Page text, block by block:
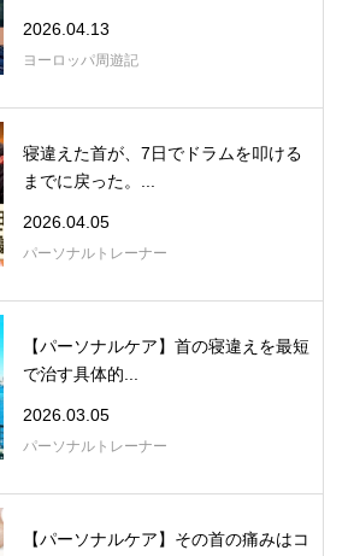
2026.04.13
ヨーロッパ周遊記
寝違えた首が、7日でドラムを叩ける
までに戻った。...
2026.04.05
パーソナルトレーナー
【パーソナルケア】首の寝違えを最短
で治す具体的...
2026.03.05
パーソナルトレーナー
【パーソナルケア】その首の痛みはコ